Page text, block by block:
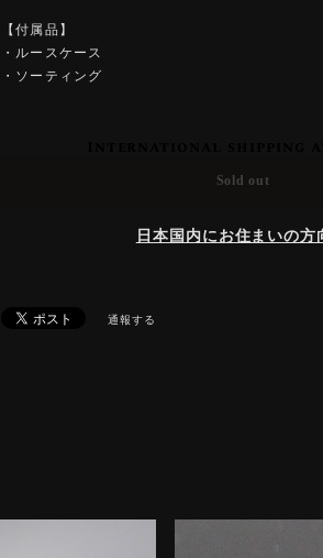
【付属品】
・ルースケース
・ソーティング
Sold out
日本国内にお住まいの方
通報する